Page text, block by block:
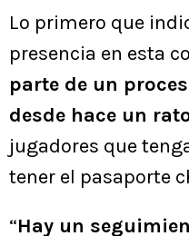
Lo primero que
presencia en esta
parte de un
desde hace un
jugadores que
tener el pasaporte
“Hay un